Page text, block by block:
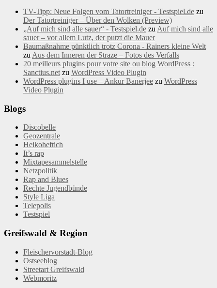
TV-Tipp: Neue Folgen vom Tatortreiniger - Testspiel.de zu
Der Tatortreiniger – Über den Wolken (Preview)
„Auf mich sind alle sauer“ - Testspiel.de zu Auf mich sind alle
sauer – vor allem Lutz, der putzt die Mauer
Baumaßnahme pünktlich trotz Corona - Rainers kleine Welt
zu Aus dem Inneren der Straze – Fotos des Verfalls
20 meilleurs plugins pour votre site ou blog WordPress :
Sanctius.net zu WordPress Video Plugin
WordPress plugins I use – Ankur Banerjee zu WordPress
Video Plugin
Blogs
Discobelle
Geozentrale
Heikoheftich
It’s rap
Mixtapesammelstelle
Netzpolitik
Rap and Blues
Rechte Jugendbünde
Style Liga
Telepolis
Testspiel
Greifswald & Region
Fleischervorstadt-Blog
Ostseeblog
Streetart Greifswald
Webmoritz